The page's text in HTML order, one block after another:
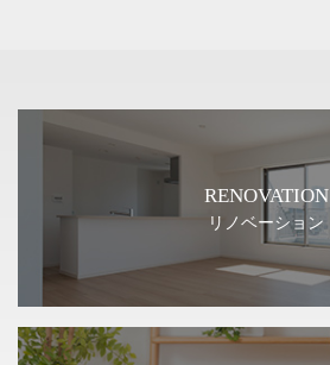
RENOVATION
リノベーション